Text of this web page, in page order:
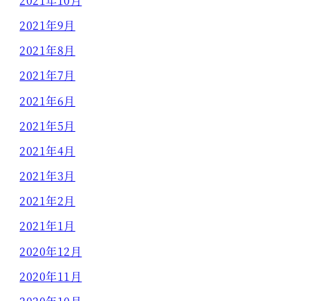
2021年9月
2021年8月
2021年7月
2021年6月
2021年5月
2021年4月
2021年3月
2021年2月
2021年1月
2020年12月
2020年11月